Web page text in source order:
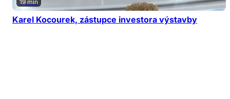
19 min
Karel Kocourek, zástupce investora výstavby